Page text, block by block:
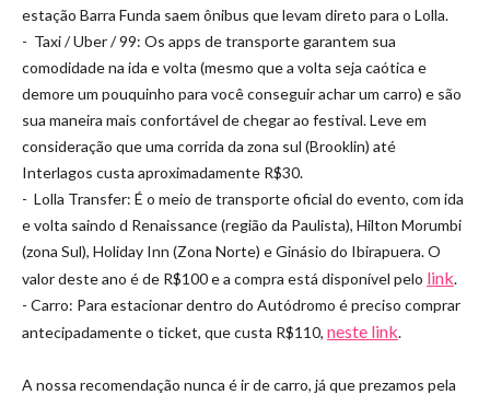
estação Barra Funda saem ônibus que levam direto para o Lolla.
- Taxi / Uber / 99: Os apps de transporte garantem sua
comodidade na ida e volta (mesmo que a volta seja caótica e
demore um pouquinho para você conseguir achar um carro) e são
sua maneira mais confortável de chegar ao festival. Leve em
consideração que uma corrida da zona sul (Brooklin) até
Interlagos custa aproximadamente R$30.
- Lolla Transfer: É o meio de transporte oficial do evento, com ida
e volta saindo d Renaissance (região da Paulista), Hilton Morumbi
(zona Sul), Holiday Inn (Zona Norte) e Ginásio do Ibirapuera. O
valor deste ano é de R$100 e a compra está disponível pelo link.
- Carro: Para estacionar dentro do Autódromo é preciso comprar
antecipadamente o ticket, que custa R$110, neste link.
A nossa recomendação nunca é ir de carro, já que prezamos pela